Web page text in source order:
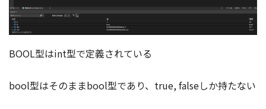
BOOL型はint型で定義されている
bool型はそのままbool型であり、true, falseしか持たない